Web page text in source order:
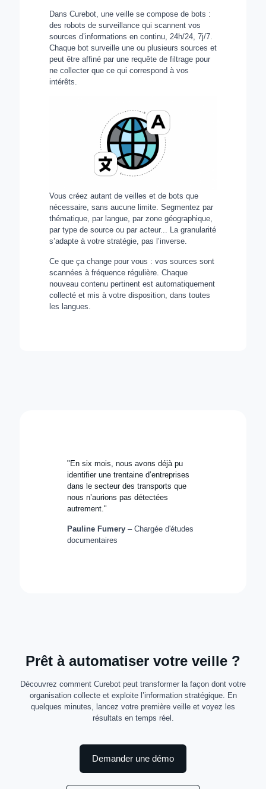
Dans Curebot, une veille se compose de bots :
des robots de surveillance qui scannent vos
sources d’informations en continu, 24h/24, 7j/7.
Chaque bot surveille une ou plusieurs sources et
peut être affiné par une requête de filtrage pour
ne collecter que ce qui correspond à vos
intérêts.
Vous créez autant de veilles et de bots que
nécessaire, sans aucune limite. Segmentez par
thématique, par langue, par zone géographique,
par type de source ou par acteur... La granularité
s’adapte à votre stratégie, pas l’inverse.
Ce que ça change pour vous : vos sources sont
scannées à fréquence régulière. Chaque
nouveau contenu pertinent est automatiquement
collecté et mis à votre disposition, dans toutes
les langues.
"En six mois, nous avons déjà pu
identifier une trentaine d’entreprises
dans le secteur des transports que
nous n’aurions pas détectées
autrement."
Pauline Fumery – Chargée d'études
documentaires
Prêt à automatiser votre veille ?
Découvrez comment Curebot peut transformer la façon dont votre
organisation collecte et exploite l’information stratégique. En
quelques minutes, lancez votre première veille et voyez les
résultats en temps réel.
Demander une démo